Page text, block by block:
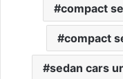
compact
compact
sedan cars